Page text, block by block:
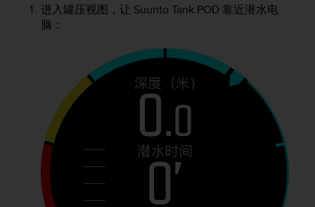
进入罐压视图，让 Suunto Tank POD 靠近潜水电
脑：